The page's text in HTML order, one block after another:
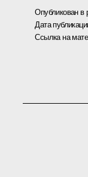
Опубликован в
Дата
Ссылка на